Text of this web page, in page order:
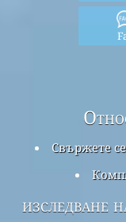
Свържете
изследване